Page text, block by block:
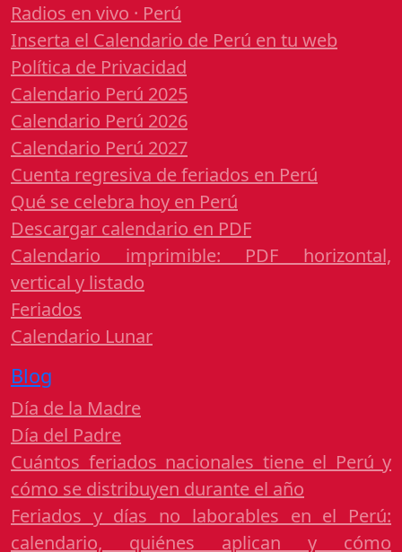
Radios en vivo · Perú
Inserta el Calendario de Perú en tu web
Política de Privacidad
Calendario Perú 2025
Calendario Perú 2026
Calendario Perú 2027
Cuenta regresiva de feriados en Perú
Qué se celebra hoy en Perú
Descargar calendario en PDF
Calendario imprimible: PDF horizontal,
vertical y listado
Feriados
Calendario Lunar
Blog
Día de la Madre
Día del Padre
Cuántos feriados nacionales tiene el Perú y
cómo se distribuyen durante el año
Feriados y días no laborables en el Perú:
calendario, quiénes aplican y cómo